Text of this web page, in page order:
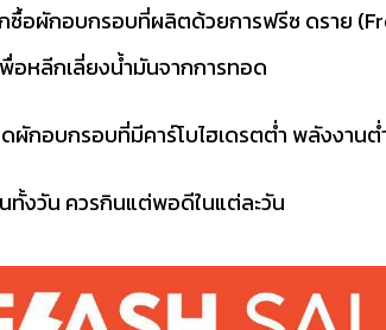
ซื้อผักอบกรอบที่ผลิตด้วยการฟรีซ ดราย
อหลีกเลี่ยงน้ำมันจากการทอด
ผักอบกรอบที่มีคาร์โบไฮเดรตต่ำ พลังงานต่
ทั้งวัน ควรกินแต่พอดีในแต่ละวัน